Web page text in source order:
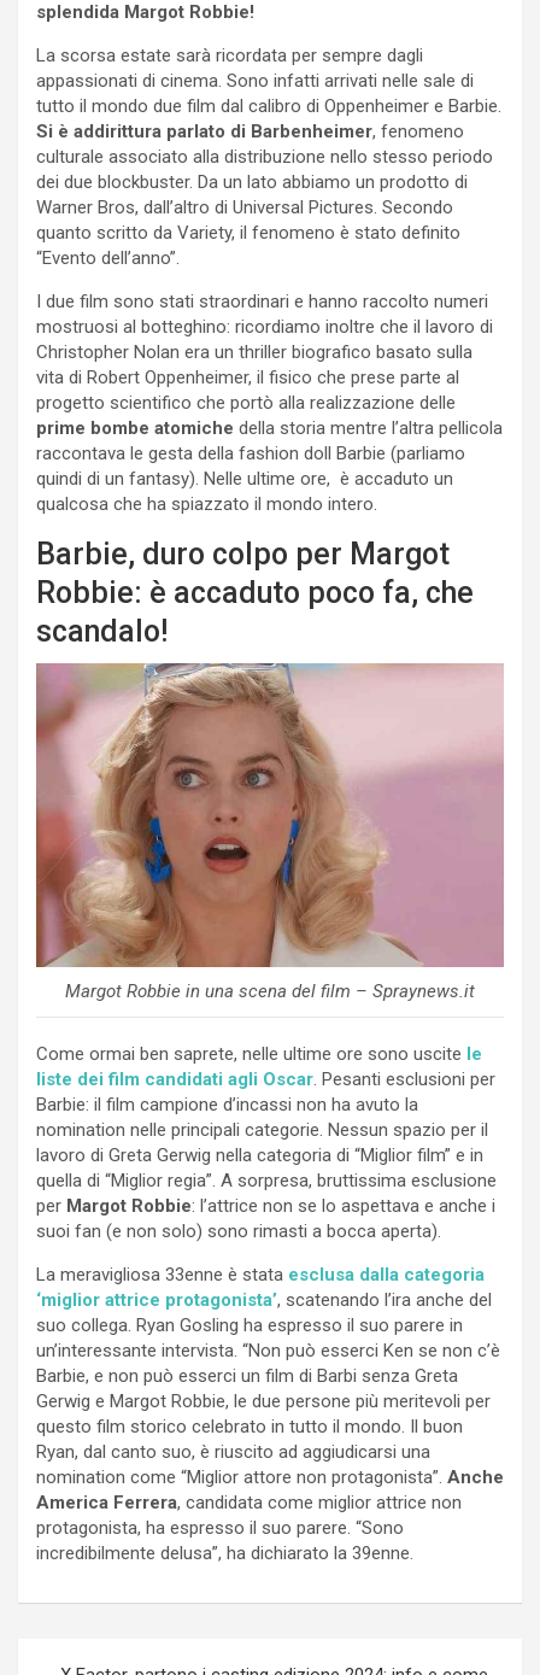
splendida Margot Robbie!
La scorsa estate sarà ricordata per sempre dagli
appassionati di cinema. Sono infatti arrivati nelle sale di
tutto il mondo due film dal calibro di Oppenheimer e Barbie.
Si è addirittura parlato di Barbenheimer, fenomeno
culturale associato alla distribuzione nello stesso periodo
dei due blockbuster. Da un lato abbiamo un prodotto di
Warner Bros, dall’altro di Universal Pictures. Secondo
quanto scritto da Variety, il fenomeno è stato definito
“Evento dell’anno”.
I due film sono stati straordinari e hanno raccolto numeri
mostruosi al botteghino: ricordiamo inoltre che il lavoro di
Christopher Nolan era un thriller biografico basato sulla
vita di Robert Oppenheimer, il fisico che prese parte al
progetto scientifico che portò alla realizzazione delle
prime bombe atomiche della storia mentre l’altra pellicola
raccontava le gesta della fashion doll Barbie (parliamo
quindi di un fantasy). Nelle ultime ore, è accaduto un
qualcosa che ha spiazzato il mondo intero.
Barbie, duro colpo per Margot
Robbie: è accaduto poco fa, che
scandalo!
Margot Robbie in una scena del film – Spraynews.it
Come ormai ben saprete, nelle ultime ore sono uscite le
liste dei film candidati agli Oscar. Pesanti esclusioni per
Barbie: il film campione d’incassi non ha avuto la
nomination nelle principali categorie. Nessun spazio per il
lavoro di Greta Gerwig nella categoria di “Miglior film” e in
quella di “Miglior regia”. A sorpresa, bruttissima esclusione
per Margot Robbie: l’attrice non se lo aspettava e anche i
suoi fan (e non solo) sono rimasti a bocca aperta).
La meravigliosa 33enne è stata esclusa dalla categoria
‘miglior attrice protagonista’, scatenando l’ira anche del
suo collega. Ryan Gosling ha espresso il suo parere in
un’interessante intervista. “Non può esserci Ken se non c’è
Barbie, e non può esserci un film di Barbi senza Greta
Gerwig e Margot Robbie, le due persone più meritevoli per
questo film storico celebrato in tutto il mondo. Il buon
Ryan, dal canto suo, è riuscito ad aggiudicarsi una
nomination come “Miglior attore non protagonista”. Anche
America Ferrera, candidata come miglior attrice non
protagonista, ha espresso il suo parere. “Sono
incredibilmente delusa”, ha dichiarato la 39enne.